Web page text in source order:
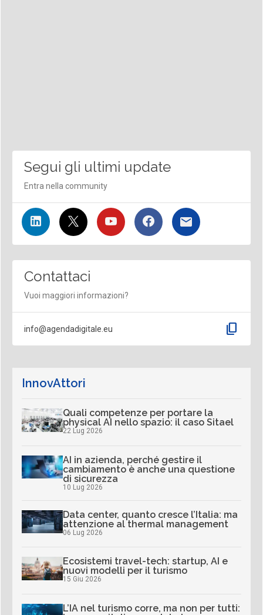
Segui gli ultimi update
Entra nella community
Contattaci
Vuoi maggiori informazioni?
info@agendadigitale.eu content_copy
InnovAttori
Quali competenze per portare la
physical AI nello spazio: il caso Sitael
22 Lug 2026
AI in azienda, perché gestire il
cambiamento è anche una questione
di sicurezza
10 Lug 2026
Data center, quanto cresce l’Italia: ma
attenzione al thermal management
06 Lug 2026
Ecosistemi travel-tech: startup, AI e
nuovi modelli per il turismo
15 Giu 2026
L’IA nel turismo corre, ma non per tutti: